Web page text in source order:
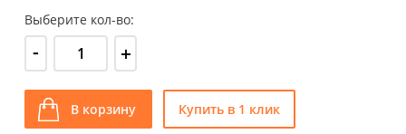
Выберите кол-во:
- +
В корзину Купить в 1 клик